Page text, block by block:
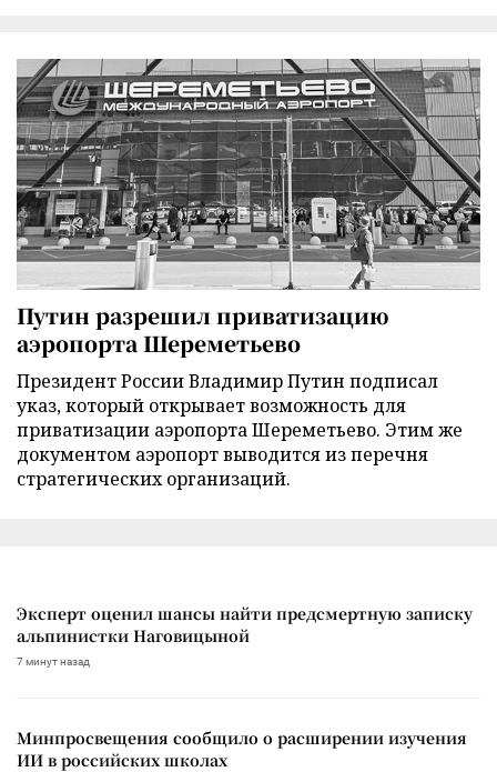
Путин разрешил приватизацию
аэропорта Шереметьево
Президент России Владимир Путин подписал
указ, который открывает возможность для
приватизации аэропорта Шереметьево. Этим же
документом аэропорт выводится из перечня
стратегических организаций.
Эксперт оценил шансы найти предсмертную записку
альпинистки Наговицыной
7 минут назад
Минпросвещения сообщило о расширении изучения
ИИ в российских школах